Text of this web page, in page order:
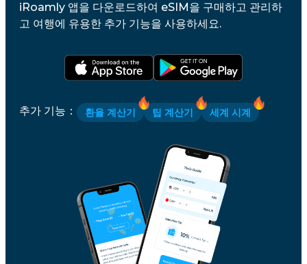
iRoamly 앱을 다운로드하여 eSIM을 구매하고 관리하
고 여행에 유용한 추가 기능을 사용하세요.
추가 기능 ： 환율 계산기 팁 계산기 세계 시계